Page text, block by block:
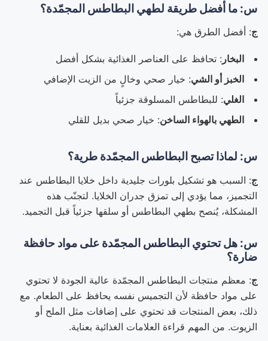
س: ما أفضل طريقة لطهي البطاطس المجمّدة؟
ج: أفضل الطرق هي:
البخار: تحافظ على العناصر الغذائية بشكل أفضل
الخبز أو الشي: خيار صحي وخالٍ من الزيت الإضافي
الغلي: للبطاطس المسلوقة جزئياً
الطهي بالهواء الساخن: خيار صحي بديل للقلي
س: لماذا تصبح البطاطس المجمّدة طرية؟
ج: السبب هو تشكيل بلورات جليدية داخل خلايا البطاطس عند
التجميز، مما يؤدي إلى تمزق جدران الخلايا. لتجنّب هذه
المشكلة، يُنصح بطهي البطاطس أو سلقها جزئياً قبل التجميد.
س: هل تحتوي البطاطس المجمّدة على مواد حافظة
ضارة؟
ج: معظم منتجات البطاطس المجمّدة عالية الجودة لا تحتوي
على مواد حافظة لأن التجميس نفسه يحافظ على الطعام. مع
ذلك، بعض المنتجات قد تحتوي على إضافات مثل الملح أو
الزيوت. من المهم قراءة العلامات الغذائية بعناية.